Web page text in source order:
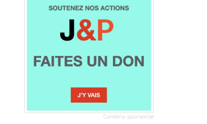
Contenu sponsorisé